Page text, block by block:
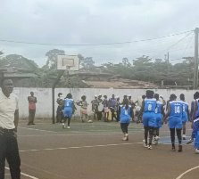
forefront of the global
first time. The summit,
number of developing
adoption of an action plan
implementation of the UN
Development, as well as
commitment to support
the least developed